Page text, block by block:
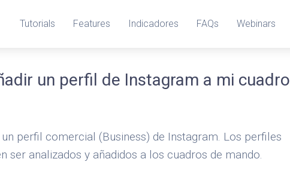
Tutorials Features Indicadores FAQs Webinars
un perfil de Instagram a mi cuadro
perfil comercial (Business) de Instagram. Los perfiles
ser analizados y añadidos a los cuadros de mando.